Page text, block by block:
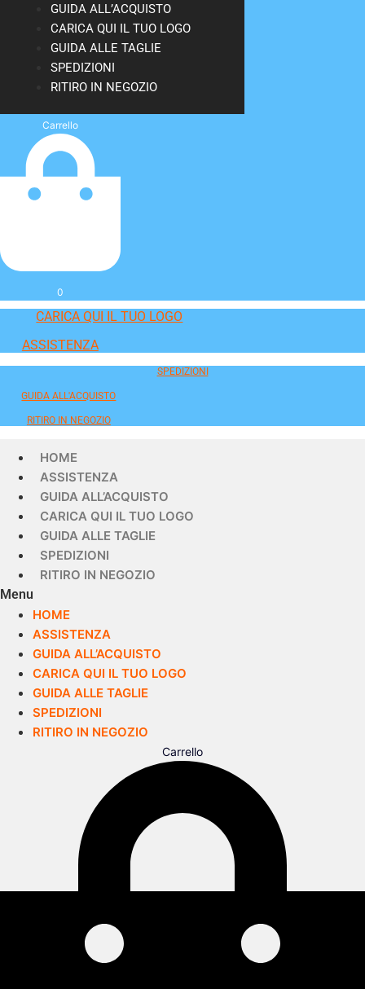
GUIDA ALL’ACQUISTO
CARICA QUI IL TUO LOGO
GUIDA ALLE TAGLIE
SPEDIZIONI
RITIRO IN NEGOZIO
Carrello
0
CARICA QUI IL TUO LOGO
ASSISTENZA
SPEDIZIONI
GUIDA ALL'ACQUISTO
RITIRO IN NEGOZIO
HOME
ASSISTENZA
GUIDA ALL’ACQUISTO
CARICA QUI IL TUO LOGO
GUIDA ALLE TAGLIE
SPEDIZIONI
RITIRO IN NEGOZIO
Menu
HOME
ASSISTENZA
GUIDA ALL’ACQUISTO
CARICA QUI IL TUO LOGO
GUIDA ALLE TAGLIE
SPEDIZIONI
RITIRO IN NEGOZIO
Carrello